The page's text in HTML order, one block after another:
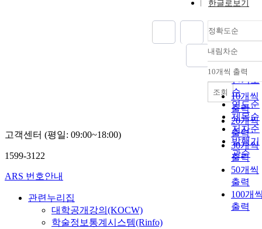
한글로보기
정확도순
정확도
순
인기도
순
연도순
제목순
저자순
발행기
관순
내림차순
내림차
10개씩 출력
10개씩
출력
20개씩
출력
30개씩
출력
50개씩
출력
100개
출력
조회
고객센터 (평일: 09:00~18:00)
1599-3122
ARS 번호안내
관련누리집
대학공개강의(KOCW)
학술정보통계시스템(Rinfo)